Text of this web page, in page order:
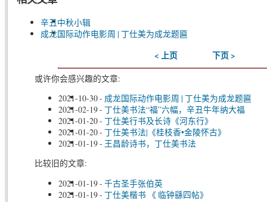
辛丑中秋小辑
成龙国际动作电影周 | 丁仕美为成龙题匾
< 上页 下页 >
或许你会感兴趣的文章:
2021-10-30- 成龙国际动作电影周 | 丁仕美为成龙题匾
2021-02-19- 丁仕美书法“福”六幅，辛丑牛年纳大福
2021-01-20- 丁仕美行书及长诗《河东行》
2021-01-20- 丁仕美书法|《桂枝香•金陵怀古》
2021-01-19- 王昌龄诗书，丁仕美书法
比较旧的文章:
2021-01-19- 千古圣手张伯英
2021-01-19- 丁仕美楷书 《 临钟繇四帖》